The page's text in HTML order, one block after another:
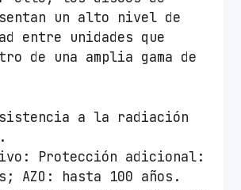
un alto nivel de
entre unidades que
de una amplia gama de
a la radiación
Protección adicional:
AZO: hasta 100 años.